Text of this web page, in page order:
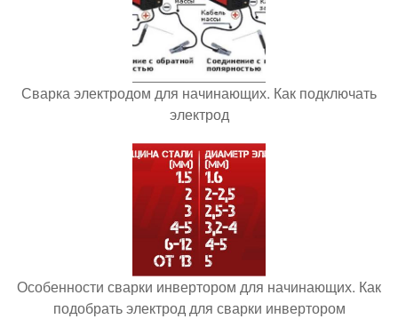
Сварка электродом для начинающих. Как подключать
электрод
Особенности сварки инвертором для начинающих. Как
подобрать электрод для сварки инвертором